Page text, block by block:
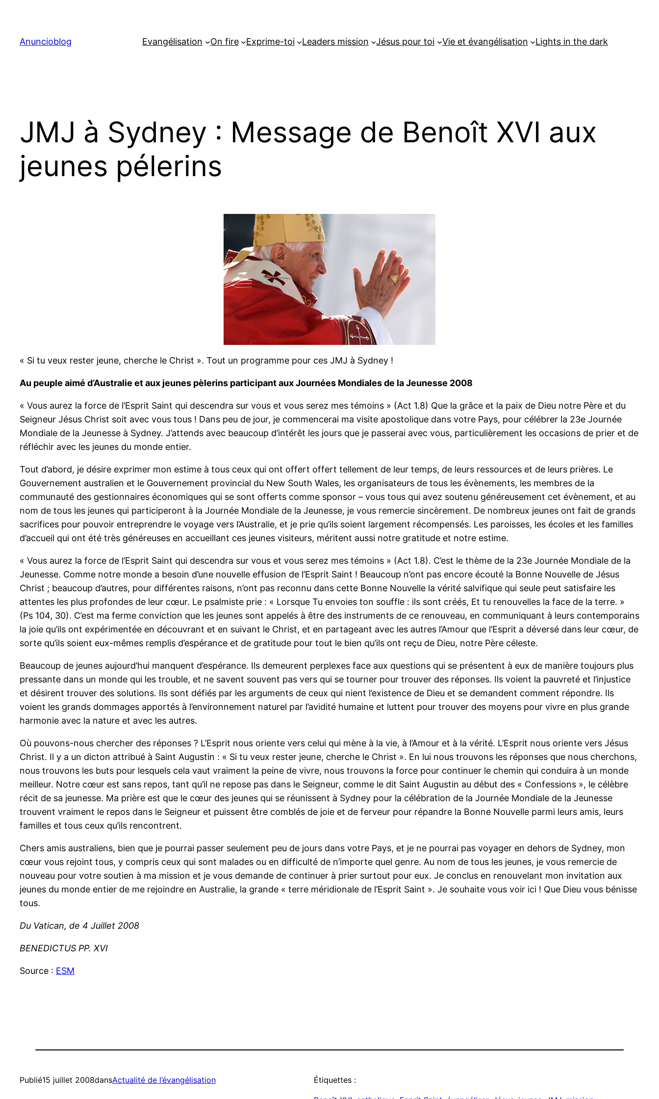
contenu
Anuncioblog Evangélisation On fire Exprime-toi Leaders mission Jésus pour toi Vie et évangélisation Lights in the dark
JMJ à Sydney : Message de Benoît XVI aux
jeunes pélerins
« Si tu veux rester jeune, cherche le Christ ». Tout un programme pour ces JMJ à Sydney !
Au peuple aimé d’Australie et aux jeunes pèlerins participant aux Journées Mondiales de la Jeunesse 2008
« Vous aurez la force de l’Esprit Saint qui descendra sur vous et vous serez mes témoins » (Act 1.8) Que la grâce et la paix de Dieu notre Père et du
Seigneur Jésus Christ soit avec vous tous ! Dans peu de jour, je commencerai ma visite apostolique dans votre Pays, pour célébrer la 23e Journée
Mondiale de la Jeunesse à Sydney. J’attends avec beaucoup d’intérêt les jours que je passerai avec vous, particulièrement les occasions de prier et de
réfléchir avec les jeunes du monde entier.
Tout d’abord, je désire exprimer mon estime à tous ceux qui ont offert offert tellement de leur temps, de leurs ressources et de leurs prières. Le
Gouvernement australien et le Gouvernement provincial du New South Wales, les organisateurs de tous les évènements, les membres de la
communauté des gestionnaires économiques qui se sont offerts comme sponsor – vous tous qui avez soutenu généreusement cet évènement, et au
nom de tous les jeunes qui participeront à la Journée Mondiale de la Jeunesse, je vous remercie sincèrement. De nombreux jeunes ont fait de grands
sacrifices pour pouvoir entreprendre le voyage vers l’Australie, et je prie qu’ils soient largement récompensés. Les paroisses, les écoles et les familles
d’accueil qui ont été très généreuses en accueillant ces jeunes visiteurs, méritent aussi notre gratitude et notre estime.
« Vous aurez la force de l’Esprit Saint qui descendra sur vous et vous serez mes témoins » (Act 1.8). C’est le thème de la 23e Journée Mondiale de la
Jeunesse. Comme notre monde a besoin d’une nouvelle effusion de l’Esprit Saint ! Beaucoup n’ont pas encore écouté la Bonne Nouvelle de Jésus
Christ ; beaucoup d’autres, pour différentes raisons, n’ont pas reconnu dans cette Bonne Nouvelle la vérité salvifique qui seule peut satisfaire les
attentes les plus profondes de leur cœur. Le psalmiste prie : « Lorsque Tu envoies ton souffle : ils sont créés, Et tu renouvelles la face de la terre. »
(Ps 104, 30). C’est ma ferme conviction que les jeunes sont appelés à être des instruments de ce renouveau, en communiquant à leurs contemporains
la joie qu’ils ont expérimentée en découvrant et en suivant le Christ, et en partageant avec les autres l’Amour que l’Esprit a déversé dans leur cœur, de
sorte qu’ils soient eux-mêmes remplis d’espérance et de gratitude pour tout le bien qu’ils ont reçu de Dieu, notre Père céleste.
Beaucoup de jeunes aujourd’hui manquent d’espérance. Ils demeurent perplexes face aux questions qui se présentent à eux de manière toujours plus
pressante dans un monde qui les trouble, et ne savent souvent pas vers qui se tourner pour trouver des réponses. Ils voient la pauvreté et l’injustice
et désirent trouver des solutions. Ils sont défiés par les arguments de ceux qui nient l’existence de Dieu et se demandent comment répondre. Ils
voient les grands dommages apportés à l’environnement naturel par l’avidité humaine et luttent pour trouver des moyens pour vivre en plus grande
harmonie avec la nature et avec les autres.
Où pouvons-nous chercher des réponses ? L’Esprit nous oriente vers celui qui mène à la vie, à l’Amour et à la vérité. L’Esprit nous oriente vers Jésus
Christ. Il y a un dicton attribué à Saint Augustin : « Si tu veux rester jeune, cherche le Christ ». En lui nous trouvons les réponses que nous cherchons,
nous trouvons les buts pour lesquels cela vaut vraiment la peine de vivre, nous trouvons la force pour continuer le chemin qui conduira à un monde
meilleur. Notre cœur est sans repos, tant qu’il ne repose pas dans le Seigneur, comme le dit Saint Augustin au début des « Confessions », le célèbre
récit de sa jeunesse. Ma prière est que le cœur des jeunes qui se réunissent à Sydney pour la célébration de la Journée Mondiale de la Jeunesse
trouvent vraiment le repos dans le Seigneur et puissent être comblés de joie et de ferveur pour répandre la Bonne Nouvelle parmi leurs amis, leurs
familles et tous ceux qu’ils rencontrent.
Chers amis australiens, bien que je pourrai passer seulement peu de jours dans votre Pays, et je ne pourrai pas voyager en dehors de Sydney, mon
cœur vous rejoint tous, y compris ceux qui sont malades ou en difficulté de n’importe quel genre. Au nom de tous les jeunes, je vous remercie de
nouveau pour votre soutien à ma mission et je vous demande de continuer à prier surtout pour eux. Je conclus en renouvelant mon invitation aux
jeunes du monde entier de me rejoindre en Australie, la grande « terre méridionale de l’Esprit Saint ». Je souhaite vous voir ici ! Que Dieu vous bénisse
tous.
Du Vatican, de 4 Juillet 2008
BENEDICTUS PP. XVI
Source : ESM
Publié15 juillet 2008dansActualité de l’évangélisation Étiquettes :